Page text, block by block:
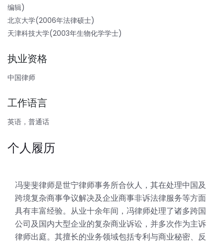
编辑)
北京大学(2006年法律硕士)
天津科技大学(2003年生物化学学士)
执业资格
中国律师
工作语言
英语，普通话
个人履历
冯斐斐律师是世宁律师事务所合伙人，其在处理中国及
跨境复杂商事争议解决及企业商事非诉法律服务等方面
具有丰富经验。从业十余年间，冯律师处理了诸多跨国
公司及国内大型企业的复杂商业诉讼，并多次作为主诉
律师出庭。其擅长的业务领域包括专利与商业秘密、反